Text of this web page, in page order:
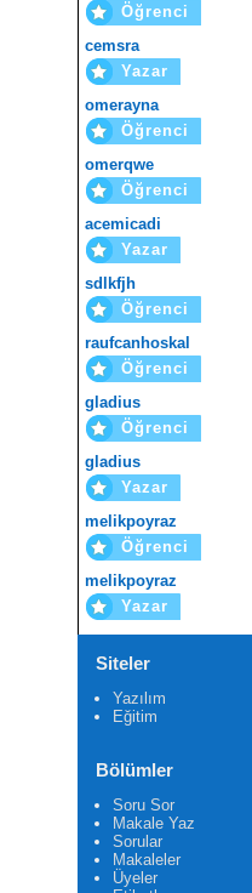
Öğrenci
cemsra
Yazar
omerayna
Öğrenci
omerqwe
Öğrenci
acemicadi
Yazar
sdlkfjh
Öğrenci
raufcanhoskal
Öğrenci
gladius
Öğrenci
gladius
Yazar
melikpoyraz
Öğrenci
melikpoyraz
Yazar
Siteler
Yazılım
Eğitim
Bölümler
Soru Sor
Makale Yaz
Sorular
Makaleler
Üyeler